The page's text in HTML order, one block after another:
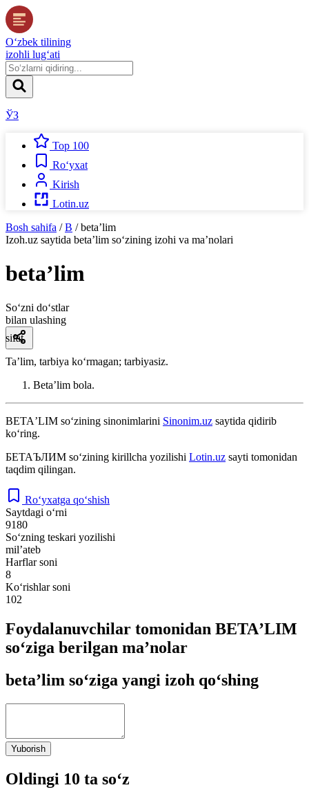
O‘zbek tilining
izohli lug‘ati
ЎЗ
Top 100
Ro‘yxat
Kirish
Lotin.uz
Bosh sahifa / B / betaʼlim
Izoh.uz saytida betaʼlim so‘zining izohi va ma’nolari
betaʼlim
So‘zni do‘stlar
bilan ulashing
sifat
Taʼlim, tarbiya koʻrmagan; tarbiyasiz.
Betaʼlim bola.
BETAʼLIM so‘zining sinonimlarini Sinonim.uz saytida qidirib
ko‘ring.
БЕТАЪЛИМ so‘zining kirillcha yozilishi Lotin.uz sayti tomonidan
taqdim qilingan.
Ro‘yxatga qo‘shish
Saytdagi o‘rni
9180
So‘zning teskari yozilishi
milʼateb
Harflar soni
8
Ko‘rishlar soni
102
Foydalanuvchilar tomonidan BETAʼLIM
so‘ziga berilgan ma’nolar
betaʼlim so‘ziga yangi izoh qo‘shing
Yuborish
Oldingi 10 ta so‘z